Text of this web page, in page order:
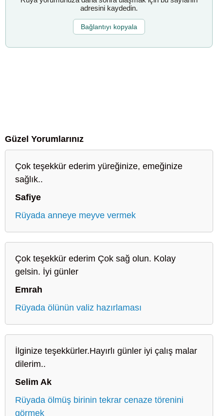
adresini kaydedin.
Bağlantıyı kopyala
Güzel Yorumlarınız
Çok teşekkür ederim yüreğinize, emeğinize
sağlık..
Safiye
Rüyada anneye meyve vermek
Çok teşekkür ederim Çok sağ olun. Kolay
gelsin. İyi günler
Emrah
Rüyada ölünün valiz hazırlaması
İlginize teşekkürler.Hayırlı günler iyi çalış malar
dilerim..
Selim Ak
Rüyada ölmüş birinin tekrar cenaze törenini
görmek